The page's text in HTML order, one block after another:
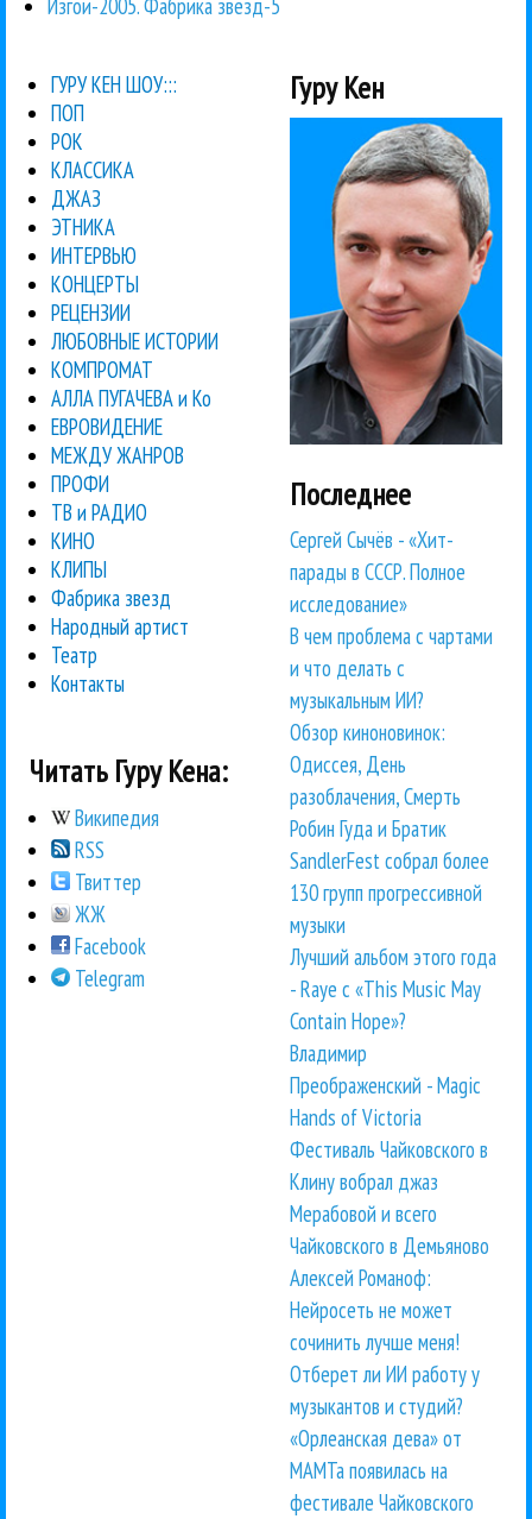
ГУРУ КЕН ШОУ:::
ПОП
РОК
КЛАССИКА
ДЖАЗ
ЭТНИКА
ИНТЕРВЬЮ
КОНЦЕРТЫ
РЕЦЕНЗИИ
ЛЮБОВНЫЕ ИСТОРИИ
КОМПРОМАТ
АЛЛА ПУГАЧЕВА и Ко
ЕВРОВИДЕНИЕ
МЕЖДУ ЖАНРОВ
ПРОФИ
ТВ и РАДИО
КИНО
КЛИПЫ
Фабрика звезд
Народный артист
Театр
Контакты
Читать Гуру Кена:
Википедия
RSS
Твиттер
ЖЖ
Facebook
Telegram
Гуру Кен
Последнее
Сергей Сычёв - «Хит-
парады в СССР. Полное
исследование»
В чем проблема с чартами
и что делать с
музыкальным ИИ?
Обзор киноновинок:
Одиссея, День
разоблачения, Смерть
Робин Гуда и Братик
SandlerFest собрал более
130 групп прогрессивной
музыки
Лучший альбом этого года
- Raye с «This Music May
Contain Hope»?
Владимир
Преображенский - Magic
Hands of Victoria
Фестиваль Чайковского в
Клину вобрал джаз
Мерабовой и всего
Чайковского в Демьяново
Алексей Романоф:
Нейросеть не может
сочинить лучше меня!
Отберет ли ИИ работу у
музыкантов и студий?
«Орлеанская дева» от
МАМТа появилась на
фестивале Чайковского